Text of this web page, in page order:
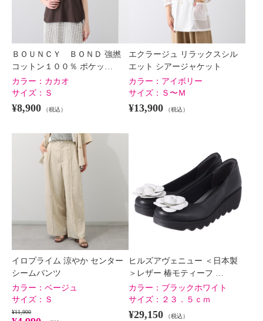
ＢＯＵＮＣＹ ＢＯＮＤ 強撚
コットン１００％ ポケッ…
カラー： カカオ
サイズ： Ｓ
¥8,900 （税込）
エクラージュ リラックスシル
エット シアージャケット
カラー： アイボリー
サイズ： Ｓ〜Ｍ
¥13,900 （税込）
イロプライム 涼やか センター
シームパンツ
カラー： ベージュ
サイズ： Ｓ
¥11,900
ヒルズアヴェニュー ＜日本製
＞レザー 椿モティーフ …
カラー： ブラックホワイト
サイズ： ２３．５ｃｍ
¥29,150 （税込）